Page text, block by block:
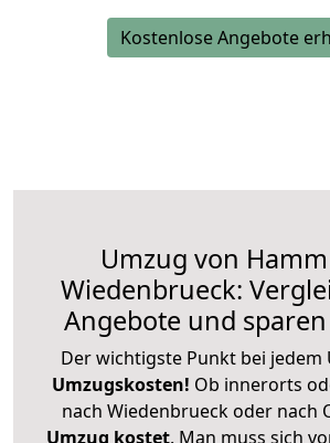
Kostenlose Angebote
Umzug von
Wiedenbrueck:
Angebote und sparen
Der wichtigste Punkt bei jedem
Umzugskosten! Ob innerorts
nach Wiedenbrueck oder nach
Umzug kostet. Man muss sich